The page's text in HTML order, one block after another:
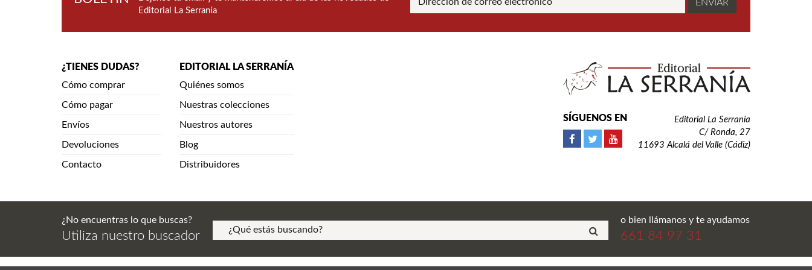
Editorial La Serranía
¿TIENES DUDAS?
Cómo comprar
Cómo pagar
Envíos
Devoluciones
Contacto
EDITORIAL LA SERRANÍA
Quiénes somos
Nuestras colecciones
Nuestros autores
Blog
Distribuidores
SÍGUENOS EN
Editorial La Serranía
C/ Ronda, 27
11693 Alcalá del Valle (Cádiz)
¿No encuentras lo que buscas?
Utiliza nuestro buscador
o bien llámanos y te ayudamos
661 84 97 31